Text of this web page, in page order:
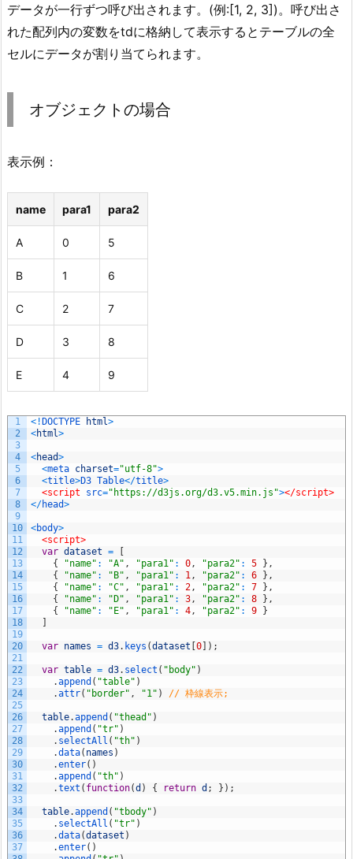
データが一行ずつ呼び出されます。(例:[1, 2, 3])。呼び出さ
れた配列内の変数をtdに格納して表示するとテーブルの全
セルにデータが割り当てられます。
オブジェクトの場合
表示例：
name para1 para2
A 0 5
B 1 6
C 2 7
D 3 8
E 4 9
1
2
3
4
5
6
7
8
9
10
11
12
13
14
15
16
17
18
19
20
21
22
23
24
25
26
27
28
29
30
31
32
33
34
35
36
37
< ! DOCTYPE html>
<html>
<head>
<meta charset="utf-8">
<title>D3 Table</title>
<script src="https://d3js.org/d3.v5.min.js"></script>
</head>
<body>
<script>
var dataset =
{
"name" : "A" , "para1" : 0, "para2" : 5 } ,
{
"name" : "B" , "para1" : 1, "para2" : 6 } ,
{
"name" : "C" , "para1" : 2, "para2" : 7 } ,
{
"name" : "D" , "para1" : 3, "para2" : 8 } ,
{
"name" : "E" , "para1" : 4, "para2" : 9
}
var names = d3. keys (dataset 0 ) ;
var table = d3. select ( "body" )
.append ( "table" )
.attr( "border" , "1" ) // 枠線表示;
table.append ( "thead" )
.append ( "tr" )
. selectAll ( "th" )
.data( names )
.enter( )
.append ( "th" )
.text ( function(d ) { return d ; } ) ;
table.append ( "tbody" )
. selectAll ( "tr" )
.data(dataset )
.enter( )